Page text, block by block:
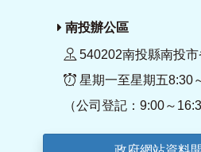
南投辦公區
540202南投縣南投
星期一至星期五8:30
（公司登記：9:00～